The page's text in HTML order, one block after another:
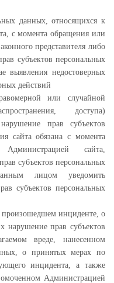
данных, относящихся к
с момента обращения или
представителя либо
субъектов персональных
выявления недостоверных
действий
или случайной
доступа)
прав субъектов
сайта обязана с момента
сайта,
субъектов персональных
лицом уведомить
субъектов персональных
произошедшем инциденте, о
нарушение прав субъектов
вреде, нанесенном
о принятых мерах по
инцидента, а также
Администрацией